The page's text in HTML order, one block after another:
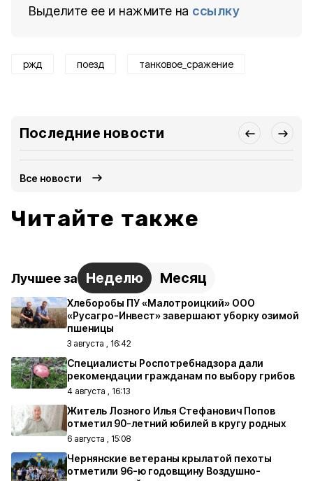
Выделите ее и нажмите на ссылку
ржд поезд танковое_сражение
Последние новости
Все новости
Читайте также
Лучшее за Неделю Месяц
Хлеборобы ПУ «Малотроицкий» ООО
«Русагро-Инвест» завершают уборку озимой
пшеницы
3 августа , 16:42
Специалисты Роспотребнадзора дали
рекомендации гражданам по выбору грибов
4 августа , 16:13
Житель Лозного Илья Стефанович Попов
отметил 90-летний юбилей в кругу родных
6 августа , 15:08
Чернянские ветераны крылатой пехоты
отметили 96-ю годовщину Воздушно-